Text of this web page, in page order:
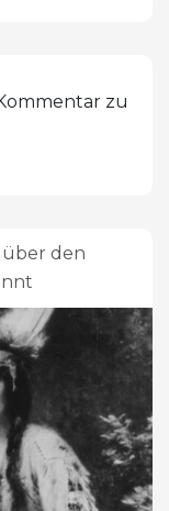
zu
über den